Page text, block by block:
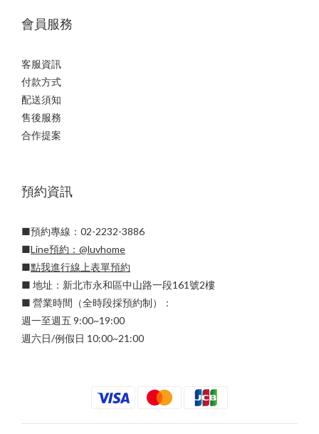
會員服務
客服資訊
付款方式
配送須知
售後服務
合作提案
預約資訊
■預約專線：02-2232-3886
■Line預約： @luvhome
■點我進行線上表單預約
■ 地址：新北市永和區中山路一段161號2樓
■ 營業時間（全時段採預約制）：
週一至週五 9:00~19:00
週六日/例假日 10:00~21:00